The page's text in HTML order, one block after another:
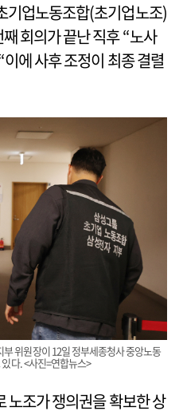
기업노동조합(초기업노조)
회의가 끝난 직후 “노사
에 사후 조정이 최종 결렬
위원장이 12일 정부세종청사 중앙노동
다. <사진=연합뉴스>
노조가 쟁의권을 확보한 상